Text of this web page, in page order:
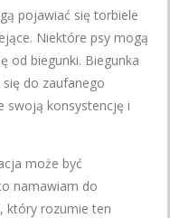
pojawiać się torbiele
Niektóre psy mogą
od biegunki. Biegunka
do zaufanego
swoją konsystencję i
może być
namawiam do
który rozumie ten